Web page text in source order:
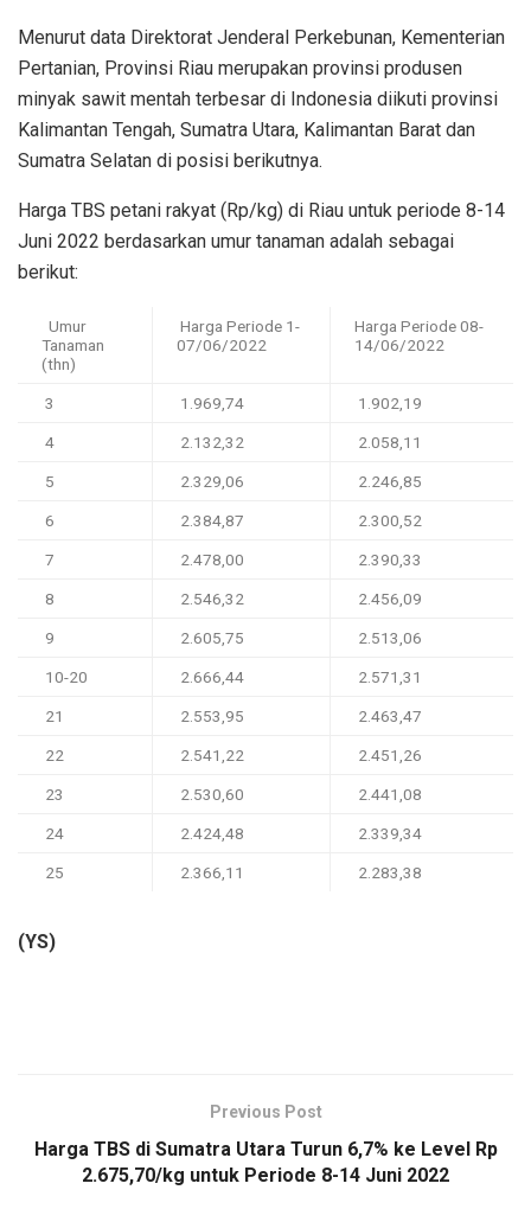
Menurut data Direktorat Jenderal Perkebunan, Kementerian
Pertanian, Provinsi Riau merupakan provinsi produsen
minyak sawit mentah terbesar di Indonesia diikuti provinsi
Kalimantan Tengah, Sumatra Utara, Kalimantan Barat dan
Sumatra Selatan di posisi berikutnya.
Harga TBS petani rakyat (Rp/kg) di Riau untuk periode 8-14
Juni 2022 berdasarkan umur tanaman adalah sebagai
berikut:
Umur
Tanaman
(thn)
Harga Periode 1-
07/06/2022
Harga Periode 08-
14/06/2022
3 1.969,74 1.902,19
4 2.132,32 2.058,11
5 2.329,06 2.246,85
6 2.384,87 2.300,52
7 2.478,00 2.390,33
8 2.546,32 2.456,09
9 2.605,75 2.513,06
10-20 2.666,44 2.571,31
21 2.553,95 2.463,47
22 2.541,22 2.451,26
23 2.530,60 2.441,08
24 2.424,48 2.339,34
25 2.366,11 2.283,38
(YS)
Previous Post
Harga TBS di Sumatra Utara Turun 6,7% ke Level Rp
2.675,70/kg untuk Periode 8-14 Juni 2022